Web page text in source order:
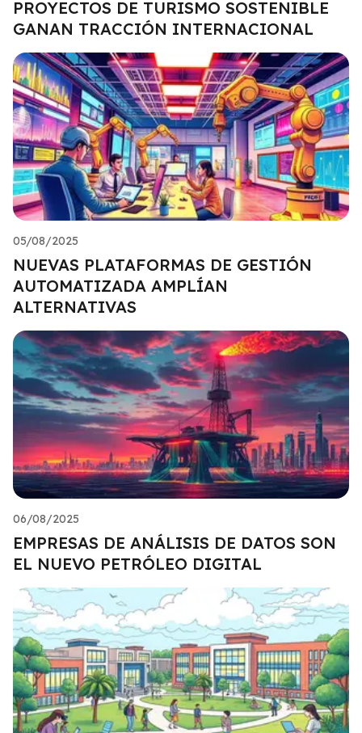
PROYECTOS DE TURISMO SOSTENIBLE
GANAN TRACCIÓN INTERNACIONAL
05/08/2025
NUEVAS PLATAFORMAS DE GESTIÓN
AUTOMATIZADA AMPLÍAN
ALTERNATIVAS
06/08/2025
EMPRESAS DE ANÁLISIS DE DATOS SON
EL NUEVO PETRÓLEO DIGITAL